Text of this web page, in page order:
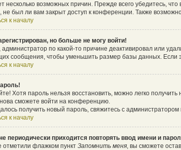
несколько возможных причин. Прежде всего убедитесь,
не был ли вам закрыт доступ к конференции. Также
к началу
но больше не могу войти!
по какой-то причине деактивировал или
сообщения, чтобы уменьшить размер базы данных. Если
к началу
Хотя пароль нельзя восстановить, можно легко
сможете войти на конференцию.
получить новый пароль, свяжитесь с
к началу
периодически приходится повторять ввод имени и
отметили флажком пункт Запомнить меня, вы сможете